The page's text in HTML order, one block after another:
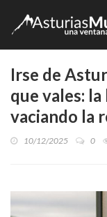
Irse de
que vales:
vaciando la
10/12/2025 0